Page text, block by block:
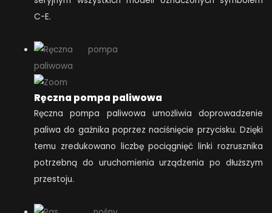
C-E.
Ręczna pompa paliwowa
Ręczna pompa paliwowa umożliwia doprowadzenie
paliwa do gaźnika poprzez naciśnięcie przycisku. Dzięki
temu zredukowano liczbę pociągnięć linki rozrusznika
potrzebną do uruchomienia urządzenia po dłuższym
przestoju.